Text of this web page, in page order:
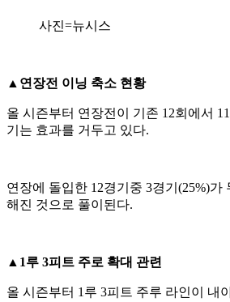
사진=뉴시스
▲연장전 이닝 축소 현황
올 시즌부터 연장전이 기존 12회에서
기는 효과를 거두고 있다.
연장에 돌입한 12경기중 3경기(25%)
해진 것으로 풀이된다.
▲1루 3피트 주로 확대 관련
올 시즌부터 1루 3피트 주루 라인이 내